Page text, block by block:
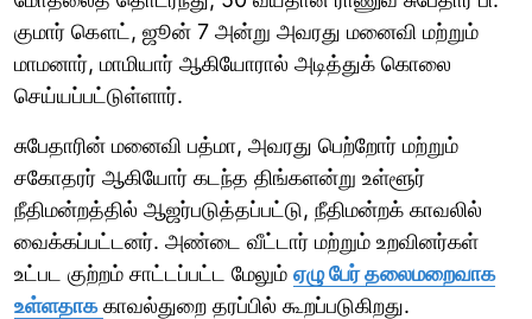
குமார் கௌட், ஜூன் 7 அன்று அவரது மனைவி மற்றும்
மாமனார், மாமியார் ஆகியோரால் அடித்துக் கொலை
செய்யப்பட்டுள்ளார்.
சுபேதாரின் மனைவி பத்மா, அவரது பெற்றோர் மற்றும்
சகோதரர் ஆகியோர் கடந்த திங்களன்று உள்ளூர்
நீதிமன்றத்தில் ஆஜர்படுத்தப்பட்டு, நீதிமன்றக் காவலில்
வைக்கப்பட்டனர். அண்டை வீட்டார் மற்றும் உறவினர்கள்
உட்பட குற்றம் சாட்டப்பட்ட மேலும் ஏழு பேர் தலைமறைவாக
உள்ளதாக காவல்துறை தரப்பில் கூறப்படுகிறது.